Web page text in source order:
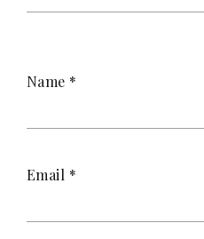
Name *
Email *